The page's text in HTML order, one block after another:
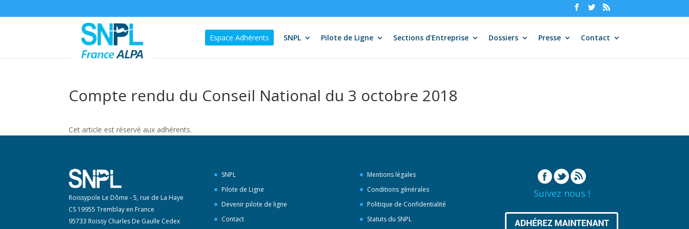
Espace Adhérents SNPL Pilote de Ligne Sections d’Entreprise Dossiers Presse Contact
Compte rendu du Conseil National du 3 octobre 2018
Cet article est réservé aux adhérents.
Roissypole Le Dôme - 5, rue de La Haye
CS 19955 Tremblay en France
95733 Roissy Charles De Gaulle Cedex
SNPL
Pilote de Ligne
Devenir pilote de ligne
Contact
Mentions légales
Conditions générales
Politique de Confidentialité
Statuts du SNPL
Suivez nous !